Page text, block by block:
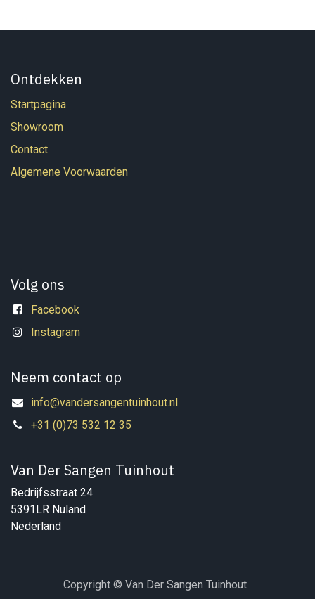
Ontdekken
Startpagina
Showroom
Contact
Algemene Voorwaarden
Volg ons
Facebook
Instagram
Neem contact op
info@vandersangentuinhout.nl
+31 (0)73 532 12 35
Van Der Sangen Tuinhout
Bedrijfsstraat 24
5391LR Nuland
Nederland
Copyright © Van Der Sangen Tuinhout